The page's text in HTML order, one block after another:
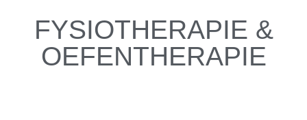
FYSIOTHERAPIE &
OEFENTHERAPIE